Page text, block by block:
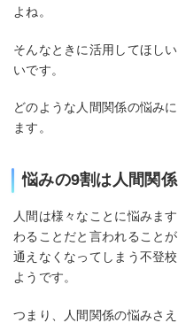
よね。
そんなときに活用してほし
いです。
どのような人間関係の悩み
ます。
悩みの9割は人間関係
人間は様々なことに悩みま
わることだと言われること
通えなくなってしまう不登
ようです。
つまり、人間関係の悩みさ